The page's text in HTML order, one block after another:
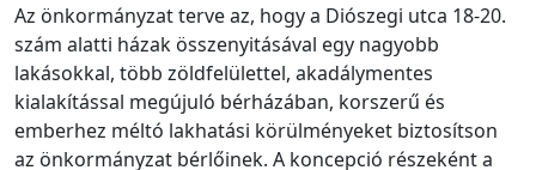
Az önkormányzat terve az, hogy a Diószegi utca 18-20.
szám alatti házak összenyitásával egy nagyobb
lakásokkal, több zöldfelülettel, akadálymentes
kialakítással megújuló bérházában, korszerű és
emberhez méltó lakhatási körülményeket biztosítson
az önkormányzat bérlőinek. A koncepció részeként a